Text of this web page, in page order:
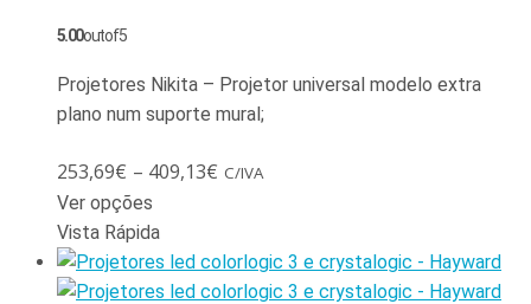
5.00out of 5
Projetores Nikita – Projetor universal modelo extra
plano num suporte mural;
253,69€ – 409,13€ C/IVA
Ver opções
Vista Rápida